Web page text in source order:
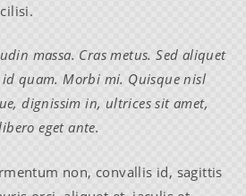
massa. Cras metus. Sed aliquet
quam. Morbi mi. Quisque nisl
dignissim in, ultrices sit amet,
eget ante.
non, convallis id, sagittis